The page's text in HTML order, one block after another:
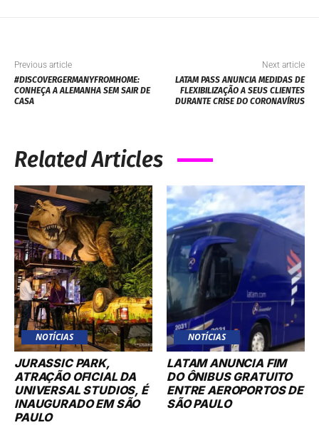
Previous article
#DISCOVERGERMANYFROMHOME:
CONHEÇA A ALEMANHA SEM SAIR DE
CASA
Next article
LATAM PASS ANUNCIA MEDIDAS DE
FLEXIBILIZAÇÃO A SEUS CLIENTES
DURANTE CRISE DO CORONAVÍRUS
Related Articles
NOTÍCIAS
JURASSIC PARK,
ATRAÇÃO OFICIAL DA
UNIVERSAL STUDIOS, É
INAUGURADO EM SÃO
PAULO
NOTÍCIAS
LATAM ANUNCIA FIM
DO ÔNIBUS GRATUITO
ENTRE AEROPORTOS DE
SÃO PAULO